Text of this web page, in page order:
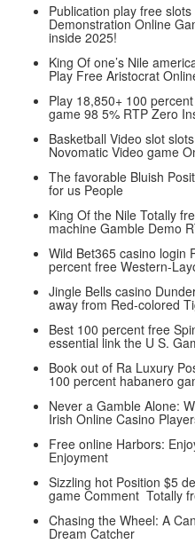
Publication play free
Demonstration Online
inside 2025!
King Of one’s Nile
Play Free Aristocrat
Play 18,850+ 100
game 98 5% RTP Zero
Basketball Video slot
Novomatic Video game
The favorable Bluish
for us People
King Of the Nile Totally
machine Gamble Demo
Wild Bet365 casino login
percent free Western-
Jingle Bells casino
away from Red-colored
Best 100 percent free
essential link the U S.
Book out of Ra Luxury
100 percent habanero
Never a Gamble Alone:
Irish Online Casino
Free online Harbors:
Enjoyment
Sizzling hot Position $5
game Comment ️ Totally
Chasing the Wheel: A
Dream Catcher